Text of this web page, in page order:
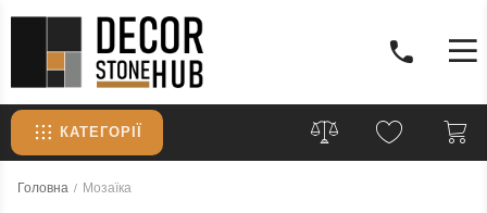
КАТЕГОРІЇ
Головна Мозаїка